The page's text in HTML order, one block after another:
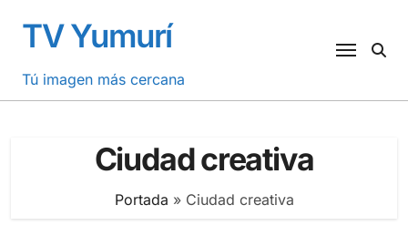
contenido
TV Yumurí
Tú imagen más cercana
Ciudad creativa
Portada » Ciudad creativa